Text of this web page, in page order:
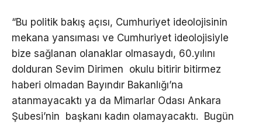
“Bu politik bakış açısı, Cumhuriyet ideolojisinin
mekana yansıması ve Cumhuriyet ideolojisiyle
bize sağlanan olanaklar olmasaydı, 60.yılını
dolduran Sevim Dirimen okulu bitirir bitirmez
haberi olmadan Bayındır Bakanlığı’na
atanmayacaktı ya da Mimarlar Odası Ankara
Şubesi’nin başkanı kadın olamayacaktı. Bugün